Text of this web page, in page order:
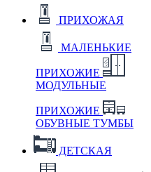
ПРИХОЖАЯ
МАЛЕНЬКИЕ
ПРИХОЖИЕ
МОДУЛЬНЫЕ
ПРИХОЖИЕ
ОБУВНЫЕ ТУМБЫ
ДЕТСКАЯ